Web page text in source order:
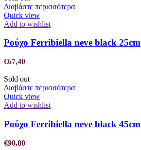
Διαβάστε περισσότερα
Quick view
Add to wishlist
Ρούχο Ferribiella neve black 25cm
€67,40
Sold out
Διαβάστε περισσότερα
Quick view
Add to wishlist
Ρούχο Ferribiella neve black 45cm
€90,80